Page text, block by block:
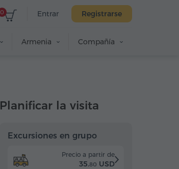
Entrar Registrarse
0
Armenia Compañía
Top 10
Planificar la visita
Excursiones en grupo
Precio a partir de
35.80 USD